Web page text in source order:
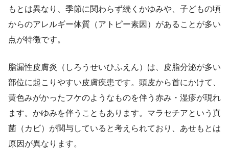
もとは異なり、季節に関わらず続くかゆみや、子どもの頃
からのアレルギー体質（アトピー素因）があることが多い
点が特徴です。
脂漏性皮膚炎（しろうせいひふえん）は、皮脂分泌が多い
部位に起こりやすい皮膚疾患です。頭皮から首にかけて、
黄色みがかったフケのようなものを伴う赤み・湿疹が現れ
ます。かゆみを伴うこともあります。マラセチアという真
菌（カビ）が関与していると考えられており、あせもとは
原因が異なります。